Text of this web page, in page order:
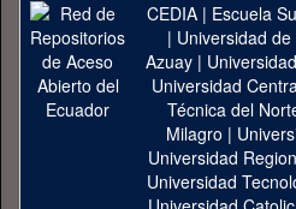
CEDIA| Escuela
| Universidad
Azuay|
Universidad
Técnica del
Milagro |
Universidad
Universidad